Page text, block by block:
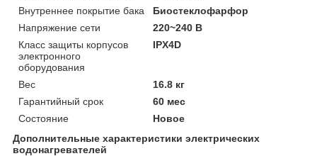
Внутреннее покрытие бака
Биостеклофарфор
Напряжение сети
220~240 В
Класс защиты корпусов
электронного
оборудования
IPX4D
Вес
16.8 кг
Гарантийный срок
60 мес
Состояние
Новое
Дополнительные характеристики электрических
водонагревателей